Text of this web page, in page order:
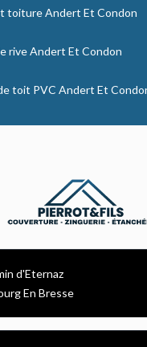
toiture Andert Et Condon
rive Andert Et Condon
toit PVC Andert Et
d'Eternaz
En Bresse